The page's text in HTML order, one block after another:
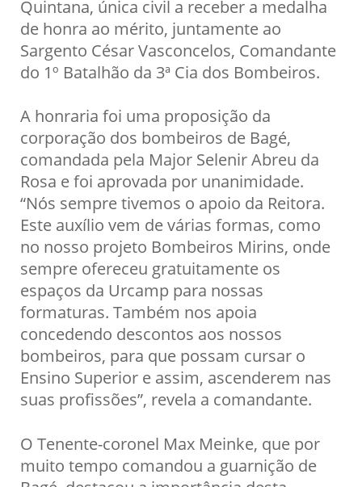
Quintana, única civil a receber a medalha
de honra ao mérito, juntamente ao
Sargento César Vasconcelos, Comandante
do 1º Batalhão da 3ª Cia dos Bombeiros.
A honraria foi uma proposição da
corporação dos bombeiros de Bagé,
comandada pela Major Selenir Abreu da
Rosa e foi aprovada por unanimidade.
“Nós sempre tivemos o apoio da Reitora.
Este auxílio vem de várias formas, como
no nosso projeto Bombeiros Mirins, onde
sempre ofereceu gratuitamente os
espaços da Urcamp para nossas
formaturas. Também nos apoia
concedendo descontos aos nossos
bombeiros, para que possam cursar o
Ensino Superior e assim, ascenderem nas
suas profissões”, revela a comandante.
O Tenente-coronel Max Meinke, que por
muito tempo comandou a guarnição de